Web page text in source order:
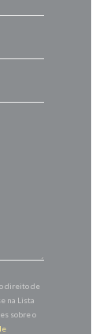
direito de
na Lista
sobre o